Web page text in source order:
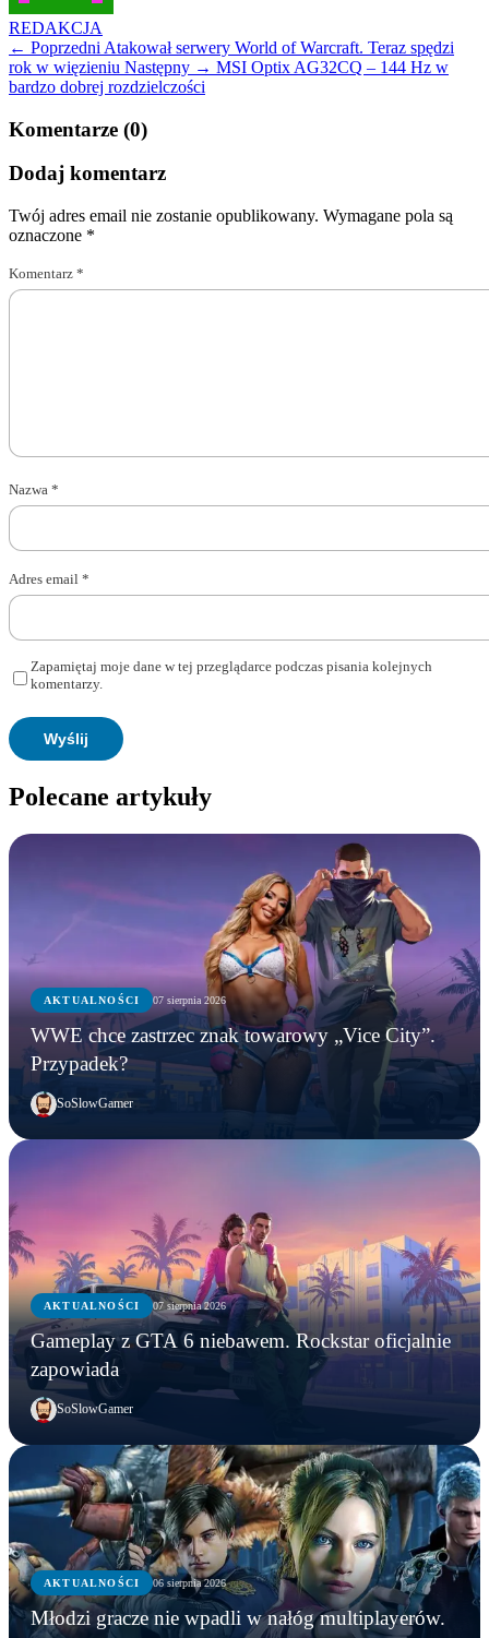
REDAKCJA
← Poprzedni Atakował serwery World of Warcraft. Teraz spędzi
rok w więzieniu Następny → MSI Optix AG32CQ – 144 Hz w
bardzo dobrej rozdzielczości
Komentarze (0)
Dodaj komentarz
Twój adres email nie zostanie opublikowany. Wymagane pola są
oznaczone *
Komentarz *
Nazwa *
Adres email *
Zapamiętaj moje dane w tej przeglądarce podczas pisania kolejnych
komentarzy.
Polecane artykuły
AKTUALNOŚCI 07 sierpnia 2026
WWE chce zastrzec znak towarowy „Vice City”.
Przypadek?
SoSlowGamer
AKTUALNOŚCI 07 sierpnia 2026
Gameplay z GTA 6 niebawem. Rockstar oficjalnie
zapowiada
SoSlowGamer
AKTUALNOŚCI 06 sierpnia 2026
Młodzi gracze nie wpadli w nałóg multiplayerów.
AKTUALNOŚCI